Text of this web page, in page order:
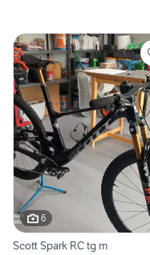
6
Scott Spark RC tg m